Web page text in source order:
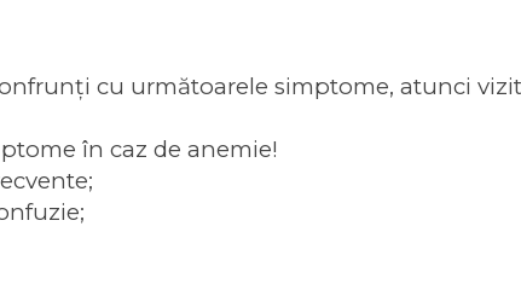
cu următoarele simptome, atunci
în caz de anemie!